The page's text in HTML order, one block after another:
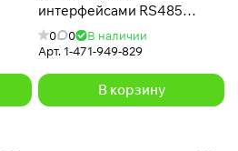
интерфейсами RS485
С2000-КДЛ-2И исп.01
0 0
В наличии
Арт. 1-471-949-829
В корзину